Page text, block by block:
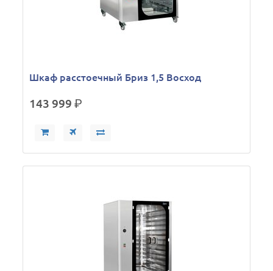
Шкаф расстоечный Бриз 1,5 Восход
143 999р.